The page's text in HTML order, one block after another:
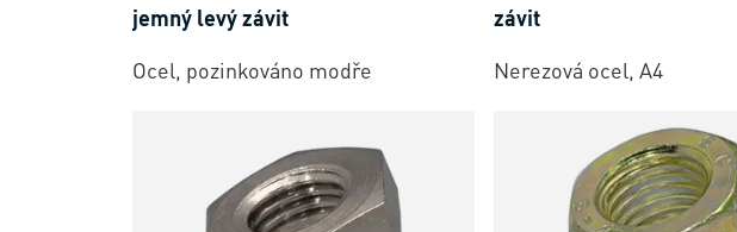
jemný levý závit
Ocel, pozinkováno modře
závit
Nerezová ocel, A4